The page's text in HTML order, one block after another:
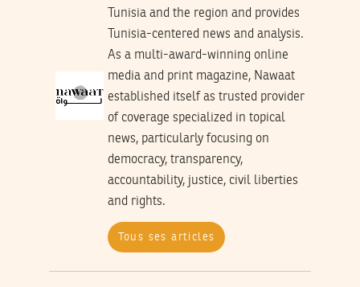
Tunisia and the region and provides
Tunisia-centered news and analysis.
As a multi-award-winning online
media and print magazine, Nawaat
established itself as trusted provider
of coverage specialized in topical
news, particularly focusing on
democracy, transparency,
accountability, justice, civil liberties
and rights.
Tous ses articles